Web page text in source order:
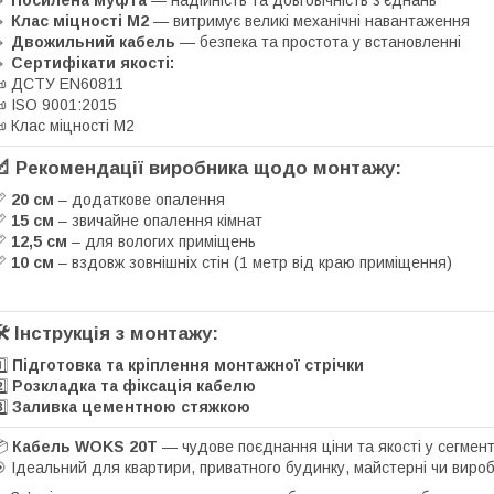
Клас міцності М2 — витримує великі механічні навантаження
Двожильний кабель — безпека та простота у встановленні
Сертифікати якості:
ДСТУ EN60811
ISO 9001:2015
Клас міцності M2
Рекомендації виробника щодо монтажу:
20 см – додаткове опалення
15 см – звичайне опалення кімнат
12,5 см – для вологих приміщень
10 см – вздовж зовнішніх стін (1 метр від краю приміщення)
Інструкція з монтажу:
Підготовка та кріплення монтажної стрічки
Розкладка та фіксація кабелю
Заливка цементною стяжкою
Кабель WOKS 20T — чудове поєднання ціни та якості у
Ідеальний для квартири, приватного будинку, майстерні чи